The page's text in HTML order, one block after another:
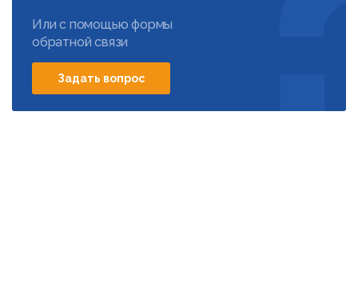
Или с помощью формы
обратной связи
Задать вопрос